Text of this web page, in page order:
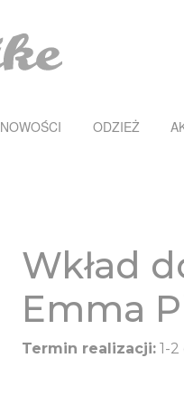
NOWOŚCI ODZIEŻ
Wkład
Emma
Termin realizacji: 1-